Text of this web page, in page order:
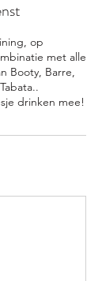
op
met alle
Booty, Barre,
drinken mee!